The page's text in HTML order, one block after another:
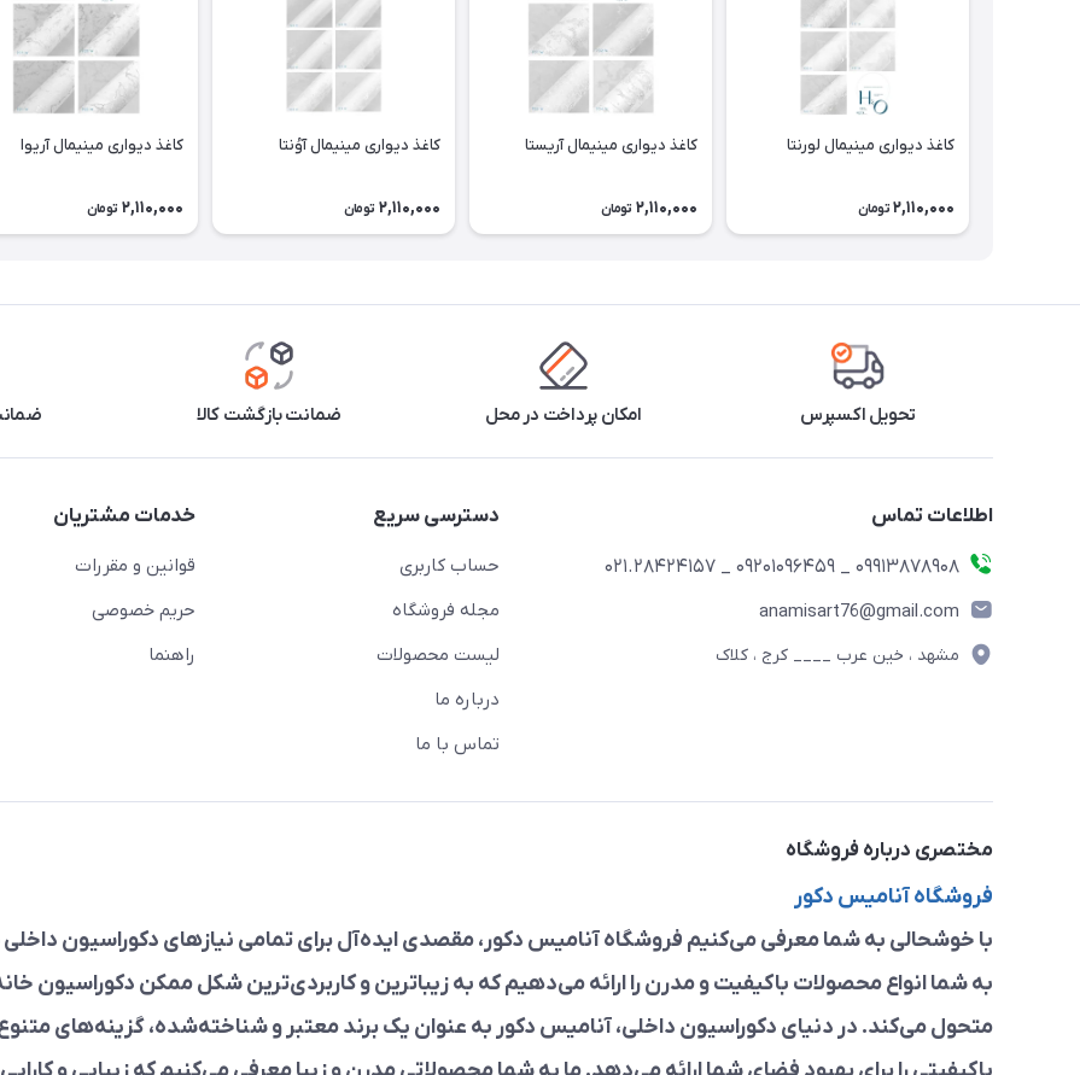
کاغذ دیواری مینیمال لورنتا
2,110,000 تومان
کاغذ دیواری مینیمال آریستا
2,110,000 تومان
کاغذ دیواری مینیمال آوُنتا
2,110,000 تومان
کاغذ دیواری مینیمال آریوا
2,110,000 تومان
تحویل اکسپرس امکان پرداخت در محل ضمانت بازگشت کالا
اطلاعات تماس
09913878908 _ 09201096459 _ 021.28424157
anamisart76@gmail.com
مشهد ، خین عرب ____ کرج ، کلاک
دسترسی سریع
حساب کاربری
مجله فروشگاه
لیست محصولات
درباره ما
تماس با ما
خدمات مشتریان
قوانین و مقررات
حریم خصوصی
راهنما
مختصری درباره فروشگاه
فروشگاه آنامیس دکور
با خوشحالی به شما معرفی می‌کنیم فروشگاه آنامیس دکور، مقصدی ایده‌آل برای تمامی نیازهای دکوراسیون
به شما انواع محصولات باکیفیت و مدرن را ارائه می‌دهیم که به زیباترین و کاربردی‌ترین شکل ممکن دکوراسیون
متحول می‌کند. در دنیای دکوراسیون داخلی، آنامیس دکور به عنوان یک برند معتبر و شناخته‌شده، گزینه‌های